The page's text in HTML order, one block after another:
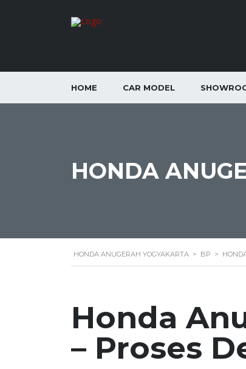
HOME CAR MODEL
HONDA
HONDA ANUGERAH YOGYAKARTA > BP >
Honda
– Proses